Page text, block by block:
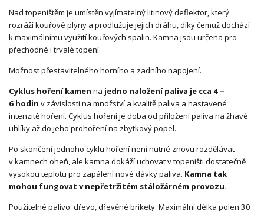
Nad topeništěm je umístěn vyjímatelný litinový deflektor, který
rozráží kouřové plyny a prodlužuje jejich dráhu, díky čemuž dochází
k maximálnímu využití kouřových spalin. Kamna jsou určena pro
přechodné i trvalé topení.
Možnost přestavitelného horního a zadního napojení.
Cyklus hoření kamen na jedno naložení paliva je cca 4 –
6 hodin v závislosti na množství a kvalitě paliva a nastavené
intenzitě hoření. Cyklus hoření je doba od přiložení paliva na žhavé
uhlíky až do jeho prohoření na zbytkový popel.
Po skončení jednoho cyklu hoření není nutné znovu rozdělávat
v kamnech oheň, ale kamna dokáží uchovat v topeništi dostatečně
vysokou teplotu pro zapálení nové dávky paliva. Kamna tak
mohou fungovat v nepřetržitém stáložárném provozu.
Použitelné palivo: dřevo, dřevěné brikety. Maximální délka polen 30